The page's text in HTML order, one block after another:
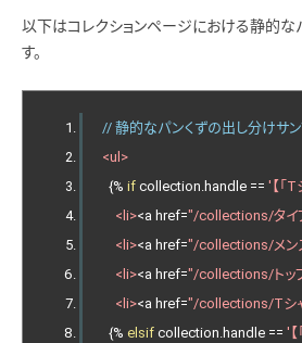
以下はコレクションページにおける静的な
す。
// 静的なパンくずの出し分けサ
<ul>
{% if collection handle == '【「
<li><a href="/collections/タイ
<li><a href="/collections/メン
<li><a href="/collections/トッ
<li><a href="/collections/Tシ
{% elsif collection handle == '